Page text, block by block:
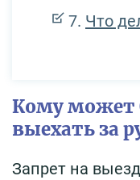
Что
Кому может
выехать за
Запрет на